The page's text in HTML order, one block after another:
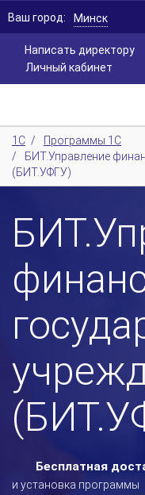
Написать директору
Личный кабинет
Ваш город: Минск
1С /
Программы 1С
/
БИТ.Управление
(БИТ.УФГУ)
Бесплатная
и установка программы